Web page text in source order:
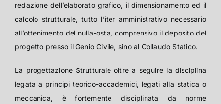
redazione dell’elaborato grafico, il dimensionamento ed il
calcolo strutturale, tutto l’iter amministrativo necessario
all’ottenimento del nulla-osta, comprensivo il deposito del
progetto presso il Genio Civile, sino al Collaudo Statico.
La progettazione Strutturale oltre a seguire la disciplina
legata a principi teorico-accademici, legati alla statica o
meccanica, è fortemente disciplinata da norme